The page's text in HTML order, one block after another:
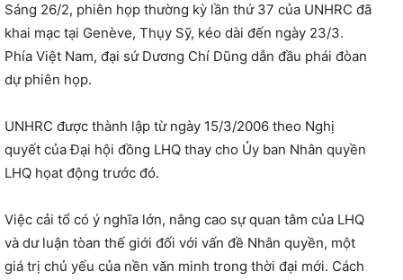
Sáng 26/2, phiên họp thường kỳ lần thứ 37 của UNHRC đã
khai mạc tại Genève, Thụy Sỹ, kéo dài đến ngày 23/3.
Phía Việt Nam, đại sứ Dương Chí Dũng dẫn đầu phái đòan
dự phiên họp.
UNHRC được thành lập từ ngày 15/3/2006 theo Nghị
quyết của Đại hội đồng LHQ thay cho Ủy ban Nhân quyền
LHQ họat động trước đó.
Việc cải tổ có ý nghĩa lớn, nâng cao sự quan tâm của LHQ
và dư luận tòan thế giới đối với vấn đề Nhân quyền, một
giá trị chủ yếu của nền văn minh trong thời đại mới. Cách